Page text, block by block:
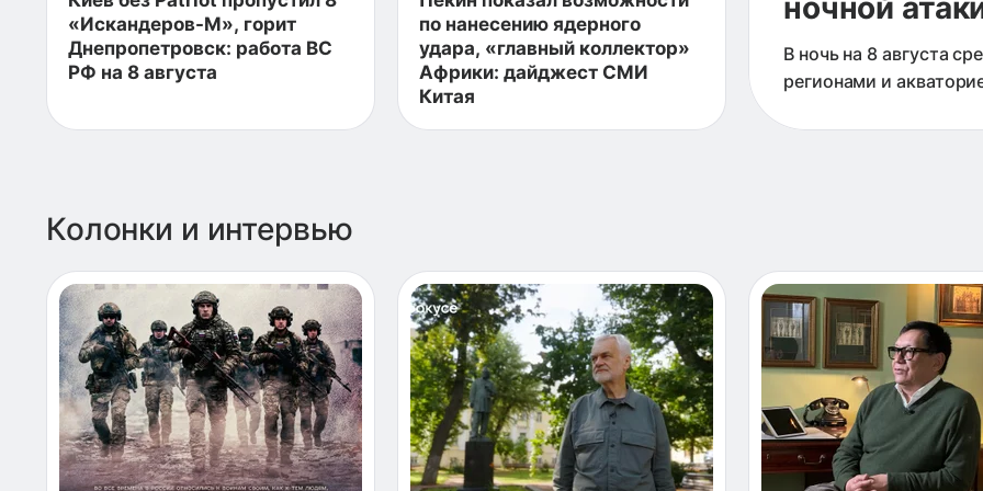
«Искандеров-М», горит
Днепропетровск: работа ВС
РФ на 8 августа
по нанесению ядерного
удара, «главный коллектор»
Африки: дайджест СМИ
Китая
ночной
В ночь на 8 августа
регионами и
Колонки и интервью